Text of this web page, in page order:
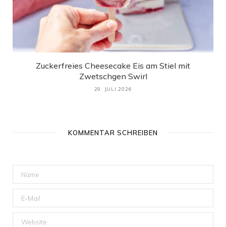
Zuckerfreies Cheesecake Eis am Stiel mit
Zwetschgen Swirl
29. JULI 2026
KOMMENTAR SCHREIBEN